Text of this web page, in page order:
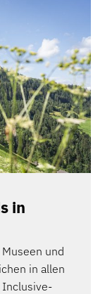
in
und
in allen
Inclusive-